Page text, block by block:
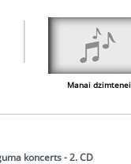
Manai dzimtenei
koncerts - 2. CD